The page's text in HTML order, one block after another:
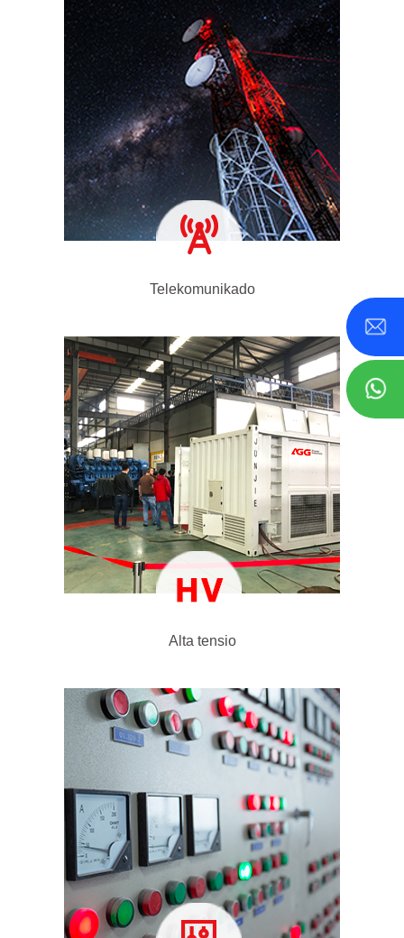
Telekomunikado
Alta tensio